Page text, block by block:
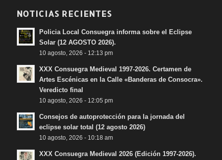
NOTICIAS RECIENTES
Policia Local Consuegra informa sobre el Eclipse
Solar (12 AGOSTO 2026).
10 agosto, 2026 - 12:13 pm
XXX Consuegra Medieval 1997-2026. Certamen de
Artes Escénicas en la Calle «Banderas de Consocra».
Veredicto final
10 agosto, 2026 - 12:05 pm
Consejos de autoprotección para la jornada del
eclipse solar total (12 agosto 2026)
10 agosto, 2026 - 10:18 am
XXX Consuegra Medieval 2026 (Edición 1997-2026).